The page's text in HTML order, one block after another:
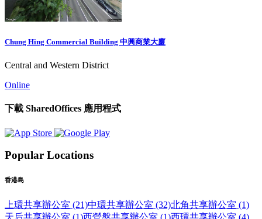
Chung Hing Commercial Building 中興商業大廈
Central and Western District
Online
下載 SharedOffices 應用程式
Popular Locations
香港島
上環共享辦公室 (21)中環共享辦公室 (32)北角共享辦公室 (1)